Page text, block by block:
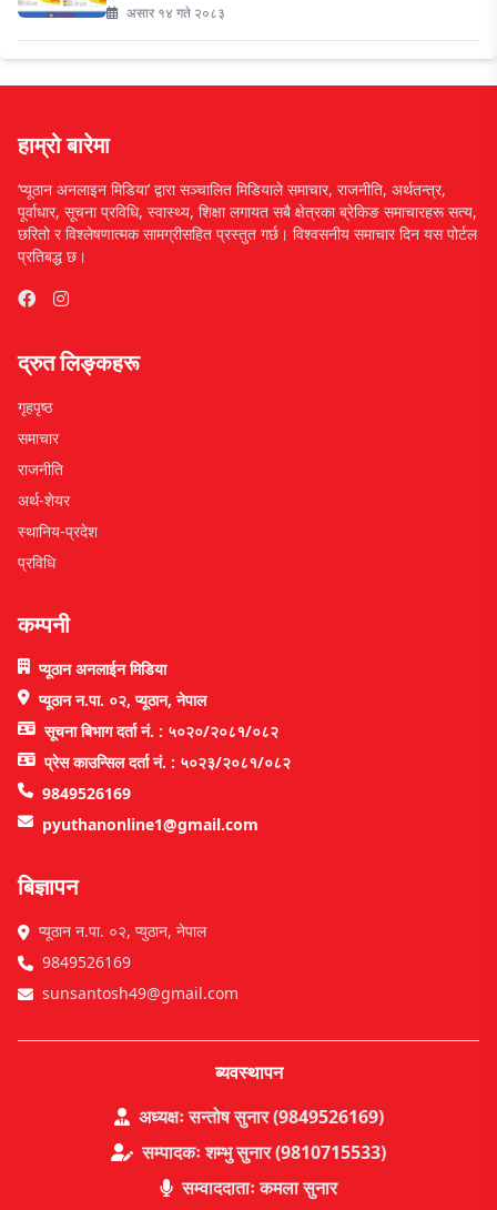
असार १४ गते २०८३
हाम्रो बारेमा
‘प्यूठान अनलाइन मिडिया’ द्वारा सञ्चालित मिडियाले समाचार, राजनीति, अर्थतन्त्र,
पूर्वाधार, सूचना प्रविधि, स्वास्थ्य, शिक्षा लगायत सबै क्षेत्रका ब्रेकिङ समाचारहरू सत्य,
छरितो र विश्लेषणात्मक सामग्रीसहित प्रस्तुत गर्छ। विश्वसनीय समाचार दिन यस पोर्टल
प्रतिबद्ध छ।
द्रुत लिङ्कहरू
गृहपृष्ठ
समाचार
राजनीति
अर्थ-शेयर
स्थानिय-प्रदेश
प्रविधि
कम्पनी
प्यूठान अनलाईन मिडिया
प्यूठान न.पा. ०२, प्यूठान, नेपाल
सूचना बिभाग दर्ता नं. : ५०२०/२०८१/०८२
प्रेस काउन्सिल दर्ता नं. : ५०२३/२०८१/०८२
9849526169
pyuthanonline1@gmail.com
बिज्ञापन
प्यूठान न.पा. ०२, प्युठान, नेपाल
9849526169
sunsantosh49@gmail.com
ब्यवस्थापन
अध्यक्षः सन्तोष सुनार (9849526169)
सम्पादकः शम्भु सुनार (9810715533)
सम्वाददाताः कमला सुनार